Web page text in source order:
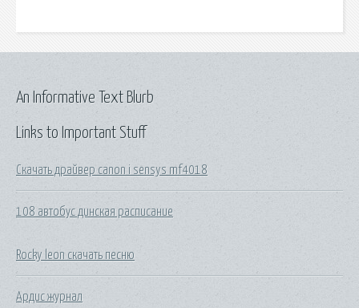
Links to Important Stuff
Скачать драйвер canon i sensys mf4018
108 автобус динская расписание
Rocky leon скачать песню
Ардис журнал
An Informative Text Blurb